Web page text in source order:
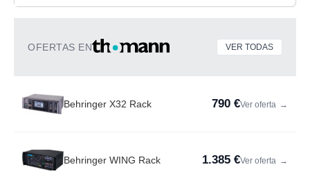
OFERTAS EN VER TODAS
Behringer X32 Rack 790 €Ver oferta →
Behringer WING Rack 1.385 €Ver oferta →